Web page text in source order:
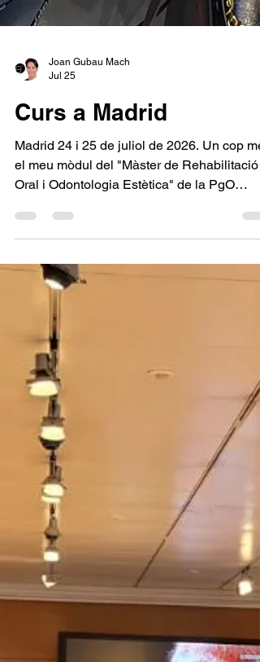
Jul 25
Curs a Madrid
Madrid 24 i 25 de juliol de 2026. Un cop
Oral i Odontologia Estètica" de la PgO
UCAM. Excel·lent curs pràctic a Madrid.